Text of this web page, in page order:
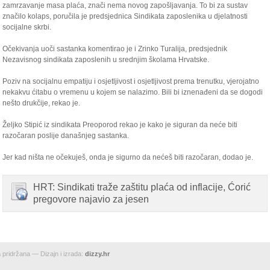
zamrzavanje masa plaća, znači nema novog zapošljavanja. To bi za sustav
značilo kolaps, poručila je predsjednica Sindikata zaposlenika u djelatnosti
socijalne skrbi.
Očekivanja uoči sastanka komentirao je i Zrinko Turalija, predsjednik
Nezavisnog sindikata zaposlenih u srednjim školama Hrvatske.
Poziv na socijalnu empatiju i osjetljivost i osjetljivost prema trenutku, vjerojatno
nekakvu ćitabu o vremenu u kojem se nalazimo. Bili bi iznenađeni da se dogodi
nešto drukčije, rekao je.
Željko Stipić iz sindikata Preoporod rekao je kako je siguran da neće biti
razočaran poslije današnjeg sastanka.
Jer kad ništa ne očekuješ, onda je sigurno da nećeš biti razočaran, dodao je.
HRT: Sindikati traže zaštitu plaća od inflacije, Ćorić
pregovore najavio za jesen
pridržana — Dizajn i izrada: dizzy.hr